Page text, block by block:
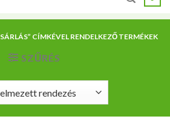
CÍMKÉVEL RENDELKEZŐ TERMÉKEK
SZŰRÉS